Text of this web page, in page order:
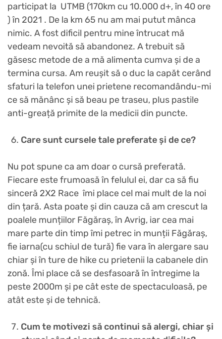
participat la UTMB (170km cu 10.000 d+, în 40 ore
) în 2021 . De la km 65 nu am mai putut mânca
nimic. A fost dificil pentru mine întrucat mă
vedeam nevoită să abandonez. A trebuit să
găsesc metode de a mă alimenta cumva și de a
termina cursa. Am reușit să o duc la capăt cerând
sfaturi la telefon unei prietene recomandându-mi
ce să mănânc și să beau pe traseu, plus pastile
anti-greață primite de la medicii din puncte.
Care sunt cursele tale preferate și de ce?
Nu pot spune ca am doar o cursă preferată.
Fiecare este frumoasă în felulul ei, dar ca să fiu
sinceră 2X2 Race îmi place cel mai mult de la noi
din țară. Asta poate și din cauza că am crescut la
poalele munțiilor Făgăraș, în Avrig, iar cea mai
mare parte din timp îmi petrec in munții Făgăraș,
fie iarna(cu schiul de tură) fie vara în alergare sau
chiar și în ture de hike cu prietenii la cabanele din
zonă. Îmi place că se desfasoară în întregime la
peste 2000m și pe cât este de spectaculoasă, pe
atât este și de tehnică.
Cum te motivezi să continui să alergi, chiar și